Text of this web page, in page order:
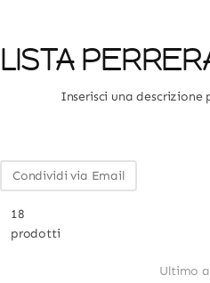
LISTA
Inserisci una descrizione
Condividi via Email
18
prodotti
Ultimo